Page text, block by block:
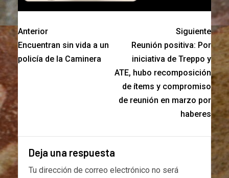
Anterior
Encuentran sin vida a un
policía de la Caminera
Siguiente
Reunión positiva: Por
iniciativa de Treppo y
ATE, hubo recomposición
de ítems y compromiso
de reunión en marzo por
haberes
Deja una respuesta
Tu dirección de correo electrónico no será